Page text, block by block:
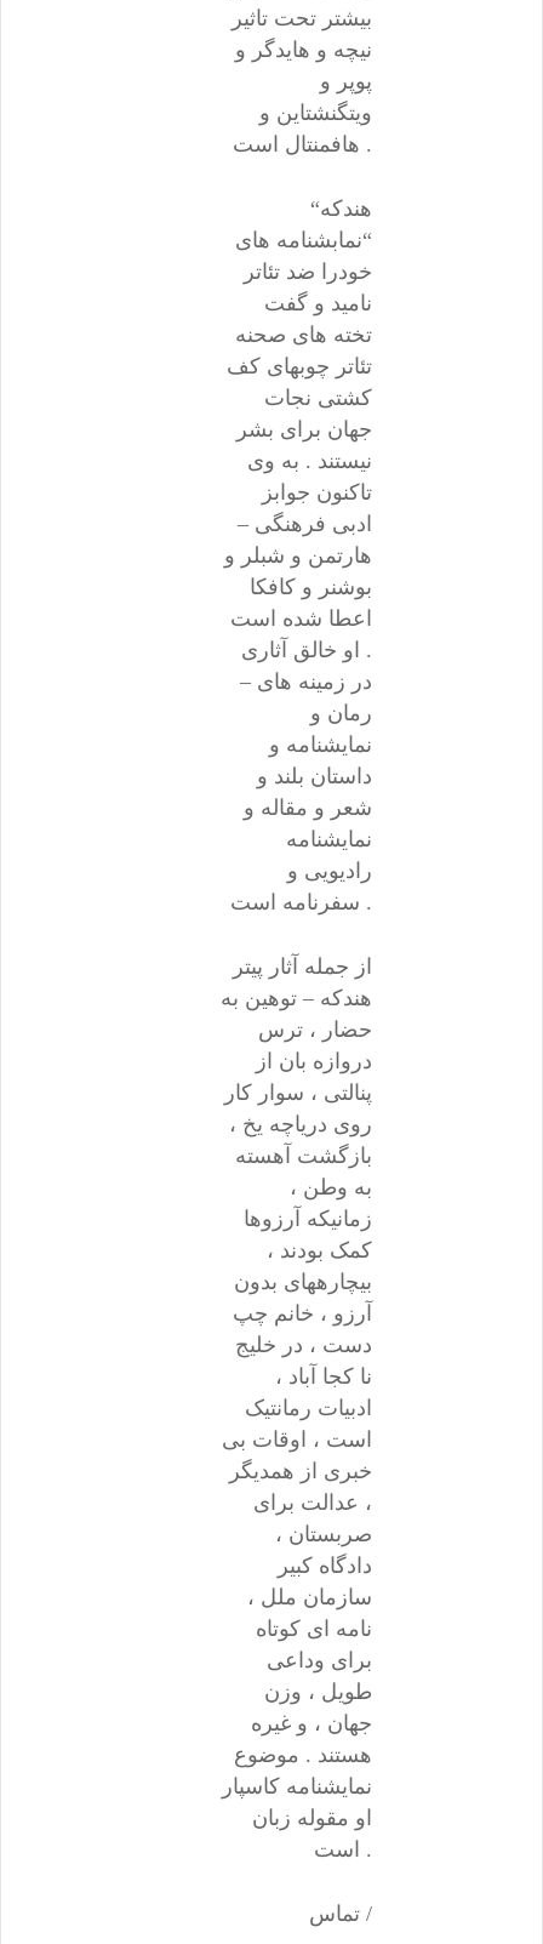
بیشتر تحت تاثیر
نیچه و هایدگر و
پوپر و
ویتگنشتاین و
هافمنتال است .
“هندکه
“نمابشنامه های
خودرا ضد تئاتر
نامید و گفت
تخته های صحنه
تئاتر چوبهای کف
کشتی نجات
جهان برای بشر
نیستند . به وی
تاکنون جوابز
ادبی فرهنگی –
هارتمن و شبلر و
بوشنر و کافکا
اعطا شده است
. او خالق آثاری
در زمینه های –
رمان و
نمایشنامه و
داستان بلند و
شعر و مقاله و
نمایشنامه
رادیویی و
سفرنامه است .
از جمله آثار پیتر
هندکه – توهین به
حضار ، ترس
دروازه بان از
پنالتی ، سوار کار
روی دریاچه یخ ،
بازگشت آهسته
به وطن ،
زمانیکه آرزوها
کمک بودند ،
بیچارههای بدون
آرزو ، خانم چپ
دست ، در خلیج
نا کجا آباد ،
ادبیات رمانتیک
است ، اوقات بی
خبری از همدیگر
، عدالت برای
صربستان ،
دادگاه کبیر
سازمان ملل ،
نامه ای کوتاه
برای وداعی
طویل ، وزن
جهان ، و غیره
هستند . موضوع
نمایشنامه کاسپار
او مقوله زبان
است .
تماس /